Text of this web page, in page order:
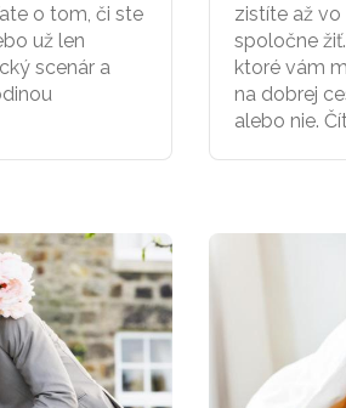
o tom, či ste
už len
scenár a
zistíte až
spoločne
ktoré vám
na dobrej
alebo nie.